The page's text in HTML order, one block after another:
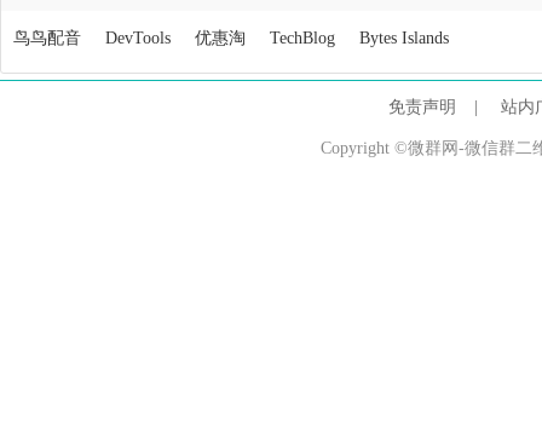
鸟鸟配音 DevTools 优惠淘 TechBlog Bytes Islands
免责声明 站内
Copyright ©微群网-微信群二